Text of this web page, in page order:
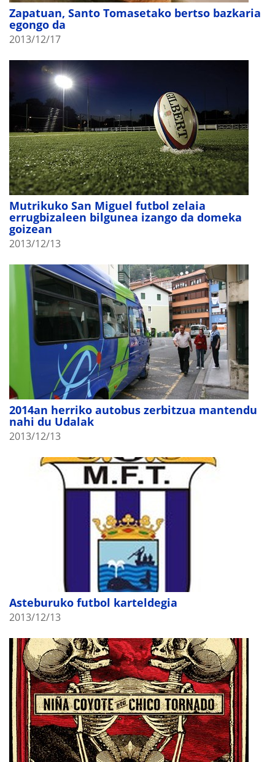
Zapatuan, Santo Tomasetako bertso bazkaria
egongo da
2013/12/17
Mutrikuko San Miguel futbol zelaia
errugbizaleen bilgunea izango da domeka
goizean
2013/12/13
2014an herriko autobus zerbitzua mantendu
nahi du Udalak
2013/12/13
Asteburuko futbol karteldegia
2013/12/13